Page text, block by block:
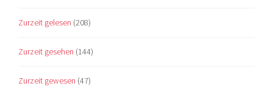
Zurzeit gelesen (208)
Zurzeit gesehen (144)
Zurzeit gewesen (47)